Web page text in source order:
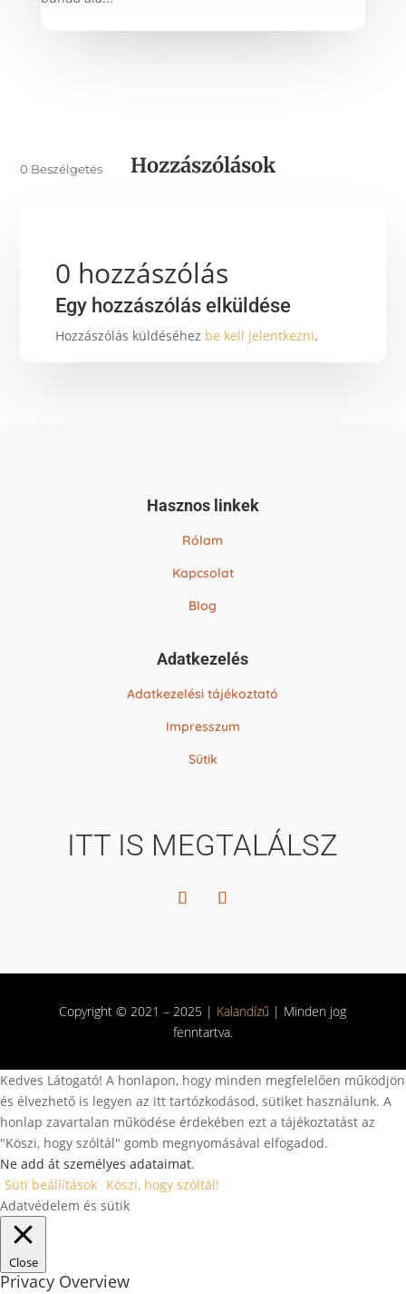
Hozzászólások
0 Beszélgetés
0 hozzászólás
Egy hozzászólás elküldése
Hozzászólás küldéséhez be kell jelentkezni.
Hasznos linkek
Rólam
Kapcsolat
Blog
Adatkezelés
Adatkezelési tájékoztató
Impresszum
Sütik
ITT IS MEGTALÁLSZ
Copyright © 2021 – 2025 | Kalandízű | Minden jog
fenntartva.
Kedves Látogató! A honlapon, hogy minden megfelelően működjön
és élvezhető is legyen az itt tartózkodásod, sütiket használunk. A
honlap zavartalan működése érdekében ezt a tájékoztatást az
"Köszi, hogy szóltál" gomb megnyomásával elfogadod.
Ne add át személyes adataimat.
Süti beállítások Köszi, hogy szóltál!
Adatvédelem és sütik
Close
Privacy Overview